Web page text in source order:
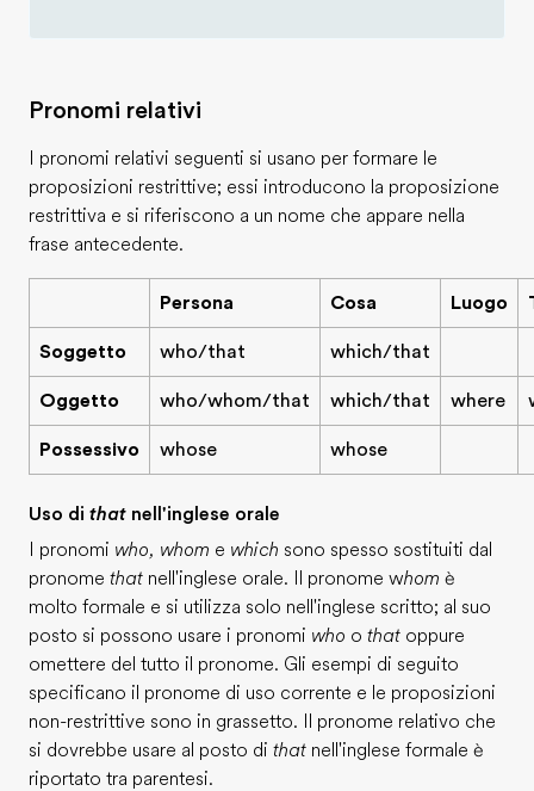
Pronomi relativi
I pronomi relativi seguenti si usano per formare le
proposizioni restrittive; essi introducono la proposizione
restrittiva e si riferiscono a un nome che appare nella
frase antecedente.
Persona Cosa Luogo
Soggetto who/that which/that
Oggetto who/whom/that which/that where
Possessivo whose whose
Uso di that nell'inglese orale
I pronomi who, whom e which sono spesso sostituiti dal
pronome that nell'inglese orale. Il pronome whom è
molto formale e si utilizza solo nell'inglese scritto; al suo
posto si possono usare i pronomi who o that oppure
omettere del tutto il pronome. Gli esempi di seguito
specificano il pronome di uso corrente e le proposizioni
non-restrittive sono in grassetto. Il pronome relativo che
si dovrebbe usare al posto di that nell'inglese formale è
riportato tra parentesi.